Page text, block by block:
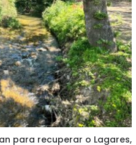
para recuperar o Lagares,